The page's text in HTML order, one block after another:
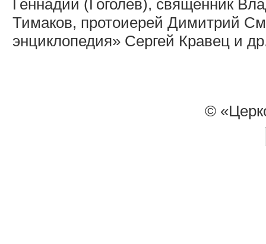
Геннадий (Гоголев), священник
Тимаков, протоиерей Димитрий
энциклопедия» Сергей Кравец и
©